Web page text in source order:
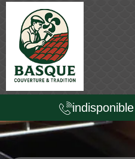
indisponible